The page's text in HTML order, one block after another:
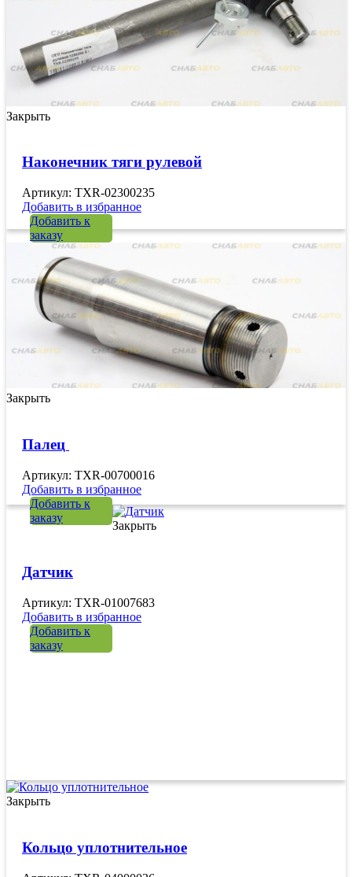
Закрыть
Наконечник тяги рулевой
Артикул: TXR-02300235
Добавить в избранное
Добавить к
заказу
Закрыть
Палец
Артикул: TXR-00700016
Добавить в избранное
Добавить к
заказу
Закрыть
Датчик
Артикул: TXR-01007683
Добавить в избранное
Добавить к
заказу
Закрыть
Кольцо уплотнительное